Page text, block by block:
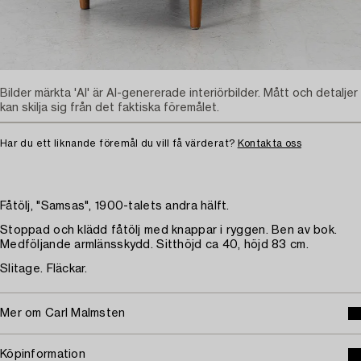
Har du ett liknande föremål du vill få värderat? Kontakta oss
Fåtölj, "Samsas", 1900-talets andra hälft.
Stoppad och klädd fåtölj med knappar i ryggen. Ben av bok.
Medföljande armlänsskydd. Sitthöjd ca 40, höjd 83 cm.
Slitage. Fläckar.
Mer om Carl Malmsten
Köpinformation
Bilder märkta 'AI' är AI-genererade interiörbilder. Mått och detaljer
kan skilja sig från det faktiska föremålet.